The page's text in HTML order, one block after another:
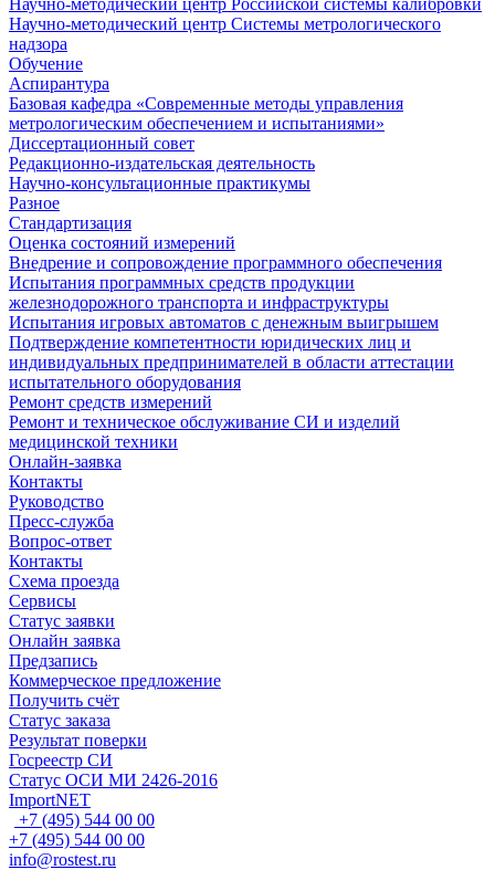
Научно-методический центр Системы метрологического
надзора
Обучение
Аспирантура
Базовая кафедра «Современные методы управления
метрологическим обеспечением и испытаниями»
Диссертационный совет
Редакционно-издательская деятельность
Научно-консультационные практикумы
Разное
Стандартизация
Оценка состояний измерений
Внедрение и сопровождение программного обеспечения
Испытания программных средств продукции
железнодорожного транспорта и инфраструктуры
Испытания игровых автоматов с денежным выигрышем
Подтверждение компетентности юридических лиц и
индивидуальных предпринимателей в области аттестации
испытательного оборудования
Ремонт средств измерений
Ремонт и техническое обслуживание СИ и изделий
медицинской техники
Онлайн-заявка
Контакты
Руководство
Пресс-служба
Вопрос-ответ
Контакты
Схема проезда
Сервисы
Статус заявки
Онлайн заявка
Предзапись
Коммерческое предложение
Получить счёт
Статус заказа
Результат поверки
Госреестр СИ
Статус ОСИ МИ 2426-2016
ImportNET
+7 (495) 544 00 00
+7 (495) 544 00 00
info@rostest.ru